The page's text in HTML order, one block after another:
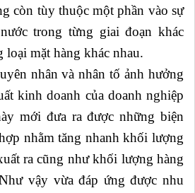
còn tùy thuộc một phần vào sự
trong từng giai đoạn khác
mặt hàng khác nhau.
nhân và nhân tố ảnh hưởng
kinh doanh của doanh nghiệp
mới đưa ra được những biện
nhằm tăng nhanh khối lượng
ra cũng như khối lượng hàng
vậy vừa đáp ứng được nhu